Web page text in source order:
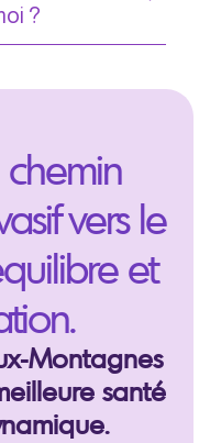
?
vers le
et
Montagnes
santé